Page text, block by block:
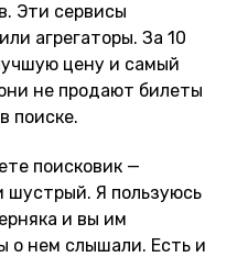
Эти сервисы
агрегаторы. За 10
цену и самый
не продают билеты
поиске.
поисковик —
шустрый. Я пользуюсь
и вы им
о нем слышали. Есть и